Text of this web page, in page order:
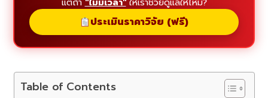
ประเมินราคาวิจัย (ฟรี)
Table of Contents